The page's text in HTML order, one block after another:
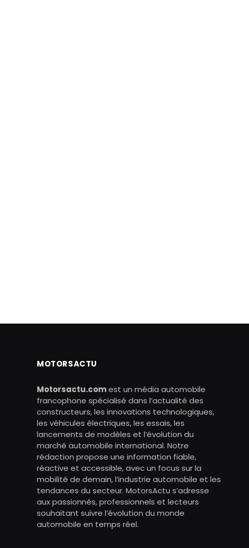
MOTORSACTU
Motorsactu.comest un média automobile
francophone spécialisé dans l’actualité des
constructeurs, les innovations technologiques,
les véhicules électriques, les essais, les
lancements de modèles et l’évolution du
marché automobile international. Notre
rédaction propose une information fiable,
réactive et accessible, avec un focus sur la
mobilité de demain, l’industrie automobile et les
tendances du secteur. MotorsActu s’adresse
aux passionnés, professionnels et lecteurs
souhaitant suivre l’évolution du monde
automobile en temps réel.